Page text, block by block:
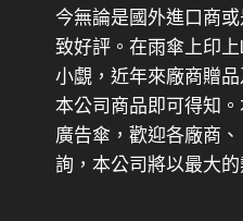
今無論是國外進口商
致好評。在雨傘上印
小覷，近年來廠商贈
本公司商品即可得知
廣告傘，歡迎各廠商
詢，本公司將以最大的